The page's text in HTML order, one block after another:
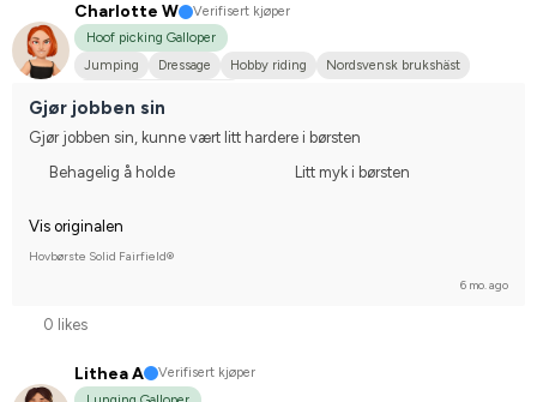
Charlotte W
Verifisert kjøper
Hoof picking Galloper
Jumping
Dressage Hobby riding
Nordsvensk brukshäst
Gjør jobben sin
Gjør jobben sin, kunne vært litt hardere i børsten
Behagelig å holde
Litt myk i børsten
Vis originalen
Hovbørste Solid Fairfield®
6 mo. ago
0 likes
Lithea A
Verifisert kjøper